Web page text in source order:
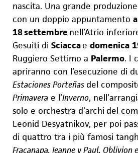
nascita. Una grande
con un doppio appuntamento
18 settembre nell’Atrio
Gesuiti di Sciaccae domenica
Ruggiero Settimo a Palermo. I
apriranno con l’esecuzione di
Estaciones Porteñas del
Primavera e l’Inverno,
solo e orchestra d’archi del
Leonid Desyatnikov, per poi
di quattro tra i più famosi
Fracanapa, Jeanne y Paul, Oblivion